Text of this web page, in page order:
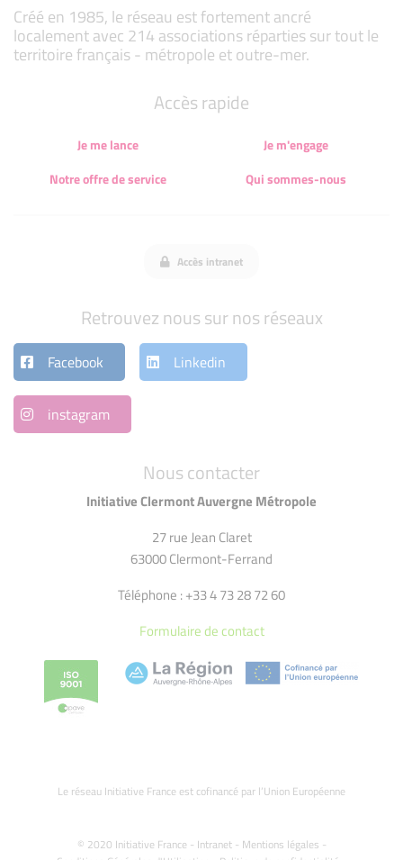
Créé en 1985, le réseau est fortement ancré
localement avec 214 associations réparties sur tout le
territoire français - métropole et outre-mer.
Nous contacter
Initiative Clermont Auvergne Métropole
27 rue Jean Claret
63000 Clermont-Ferrand
Téléphone : +33 4 73 28 72 60
Formulaire de contact
Le réseau Initiative France est cofinancé par l’Union Européenne
© 2020 Initiative France - Intranet- Mentions légales -
Accès rapide
Je me lance
Je m'engage
Notre offre de service
Qui sommes-nous
Accès intranet
Retrouvez nous sur nos réseaux
Facebook Linkedin
instagram